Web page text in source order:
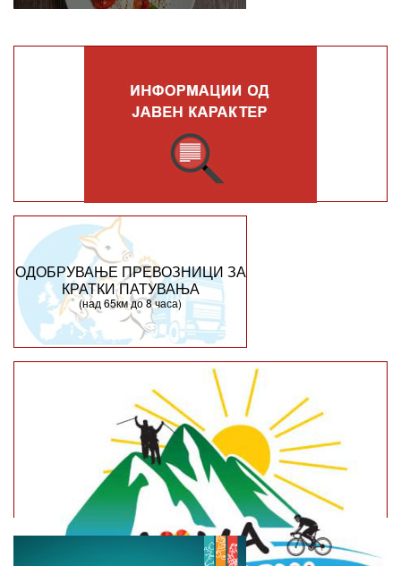
ОДОБРУВАЊЕ ПРЕВОЗНИЦИ ЗА
КРАТКИ ПАТУВАЊА
(над 65км до 8 часа)